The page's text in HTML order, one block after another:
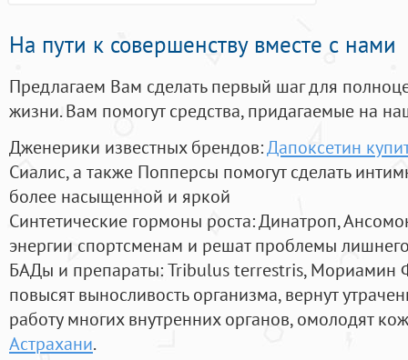
На пути к совершенству вместе с нами
Предлагаем Вам сделать первый шаг для
жизни. Вам помогут средства, придагаемые на
Дженерики известных брендов:Дапоксетин
Сиалис, а также Попперсы помогут сделать
более насыщенной и яркой
Синтетические гормоны роста: Динатроп,
энергии спортсменам и решат проблемы
БАДы и препараты:Tribulus terrestris, Мориамин
повысят выносливость организма, вернут
работу многих внутренних органов, омолодят
Астрахани.